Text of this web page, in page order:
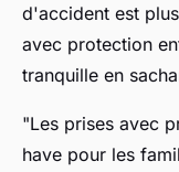
d'accident est
avec protection
tranquille en
"Les prises avec
have pour les